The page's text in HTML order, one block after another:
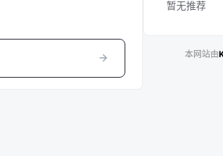
暂无推荐
本网站由